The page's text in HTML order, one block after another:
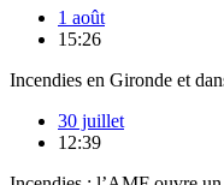
1 août
15:26
Incendies en Gironde et
30 juillet
12:39